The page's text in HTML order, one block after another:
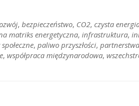
, bezpieczeństwo, CO2, czysta
matriks energetyczna, infrastruktura,
, paliwo przyszłości, partnerstwa
, współpraca międzynarodowa,